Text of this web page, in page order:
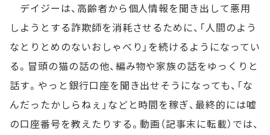
デイジーは、高齢者から個人情報を聞き出して悪用
しようとする詐欺師を消耗させるために、「人間のよう
なとりとめのないおしゃべり」を続けるようになってい
る。冒頭の猫の話の他、編み物や家族の話をゆっくりと
話す。やっと銀行口座を聞き出せそうになっても、「な
んだったかしらねぇ」などと時間を稼ぎ、最終的には嘘
の口座番号を教えたりする。動画（記事末に転載）では、